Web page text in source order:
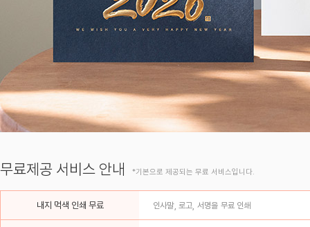
무료제공 서비스 안내 *기본으로 제공되는 무료 서비스입니다.
내지 먹색 인쇄 무료 인사말, 로고, 서명을 무료 인쇄